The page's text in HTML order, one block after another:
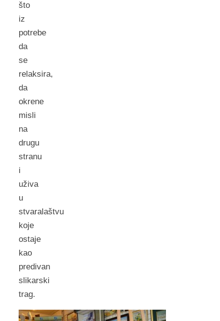
što
iz
potrebe
da
se
relaksira,
da
okrene
misli
na
drugu
stranu
i
uživa
u
stvaralaštvu
koje
ostaje
kao
predivan
slikarski
trag.